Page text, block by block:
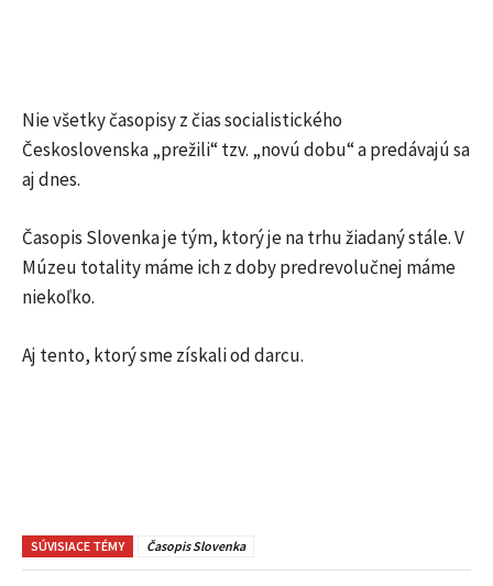
Nie všetky časopisy z čias socialistického
Československa „prežili“ tzv. „novú dobu“ a predávajú sa
aj dnes.
Časopis Slovenka je tým, ktorý je na trhu žiadaný stále. V
Múzeu totality máme ich z doby predrevolučnej máme
niekoľko.
Aj tento, ktorý sme získali od darcu.
SÚVISIACE TÉMY Časopis Slovenka